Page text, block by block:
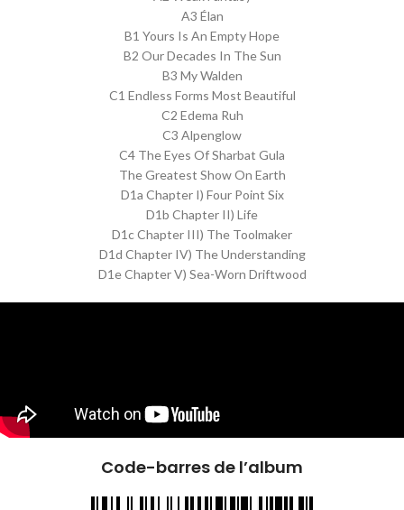
A3 Élan
B1 Yours Is An Empty Hope
B2 Our Decades In The Sun
B3 My Walden
C1 Endless Forms Most Beautiful
C2 Edema Ruh
C3 Alpenglow
C4 The Eyes Of Sharbat Gula
The Greatest Show On Earth
D1a Chapter I) Four Point Six
D1b Chapter II) Life
D1c Chapter III) The Toolmaker
D1d Chapter IV) The Understanding
D1e Chapter V) Sea-Worn Driftwood
Code-barres de l’album